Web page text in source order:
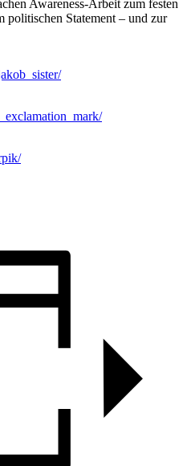
Awareness-Arbeit zum festen
politischen Statement – und zur